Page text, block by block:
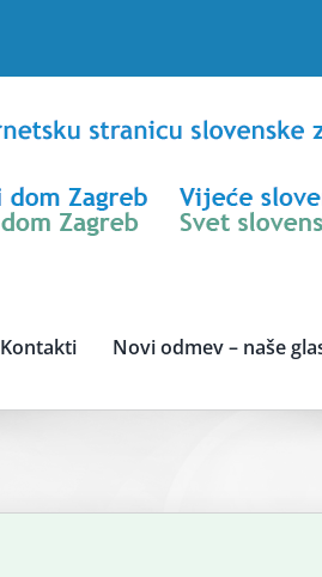
Kontakti Novi odmev – naše